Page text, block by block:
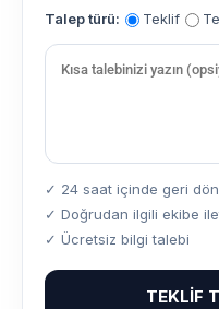
Talep türü: Teklif
✓ 24 saat içinde geri
✓ Doğrudan ilgili ekibe
✓ Ücretsiz bilgi talebi
TEKLIF